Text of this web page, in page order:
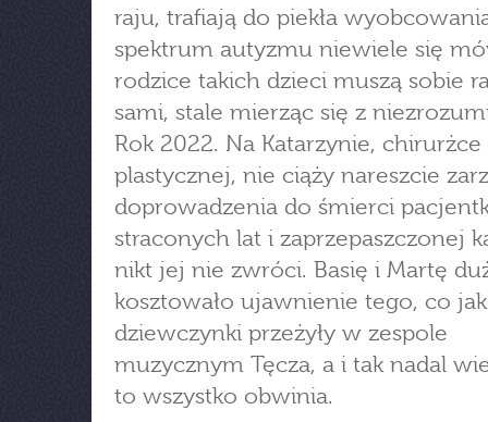
raju, trafiają do piekła
spektrum autyzmu niewiele się
rodzice takich dzieci muszą sobie
sami, stale mierząc się z
Rok 2022. Na Katarzynie, chirurżce
plastycznej, nie ciąży nareszcie
doprowadzenia do śmierci
straconych lat i zaprzepaszczonej
nikt jej nie zwróci. Basię i Martę
kosztowało ujawnienie tego, co
dziewczynki przeżyły w zespole
muzycznym Tęcza, a i tak nadal
to wszystko obwinia.